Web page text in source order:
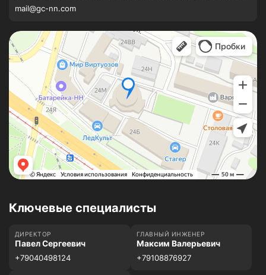
mail@gc-nn.com
Ключевые специалисты
ДИРЕКТОР
Павел Сергеевич
+79040498124
ГЛАВНЫЙ ИНЖЕНЕР
Максим Валерьевич
+79108876927